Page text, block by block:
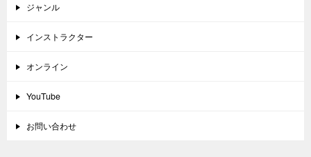
ジャンル
インストラクター
オンライン
YouTube
お問い合わせ